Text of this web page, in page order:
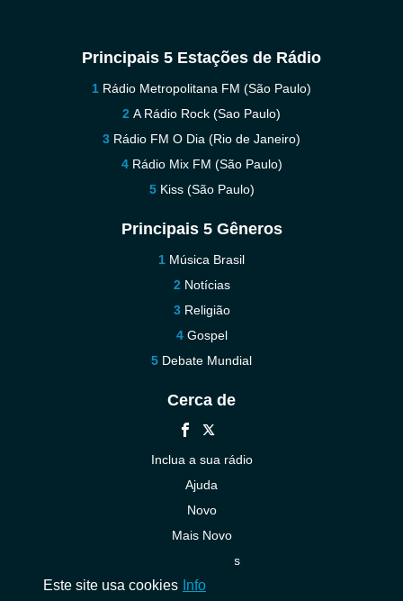
Principais 5 Estações de Rádio
Rádio Metropolitana FM (São Paulo)
A Rádio Rock (Sao Paulo)
Rádio FM O Dia (Rio de Janeiro)
Rádio Mix FM (São Paulo)
Kiss (São Paulo)
Principais 5 Gêneros
Música Brasil
Notícias
Religião
Gospel
Debate Mundial
Cerca de
Inclua a sua rádio
Ajuda
Novo
Mais Novo
Contacte-nos
Este site usa cookies Info